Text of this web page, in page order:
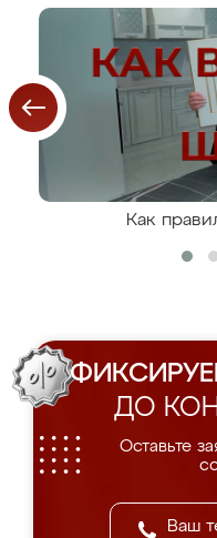
Как
ДО
Оставьте